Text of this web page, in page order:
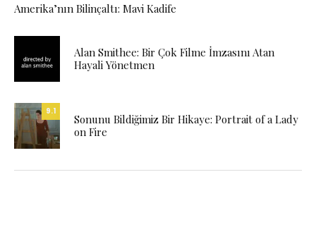
Amerika’nın Bilinçaltı: Mavi Kadife
Alan Smithee: Bir Çok Filme İmzasını Atan
Hayali Yönetmen
9.1
Sonunu Bildiğimiz Bir Hikaye: Portrait of a Lady
on Fire